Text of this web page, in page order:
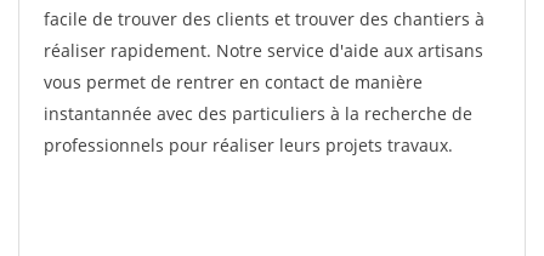
facile de trouver des clients et trouver des chantiers à
réaliser rapidement. Notre service d'aide aux artisans
vous permet de rentrer en contact de manière
instantannée avec des particuliers à la recherche de
professionnels pour réaliser leurs projets travaux.